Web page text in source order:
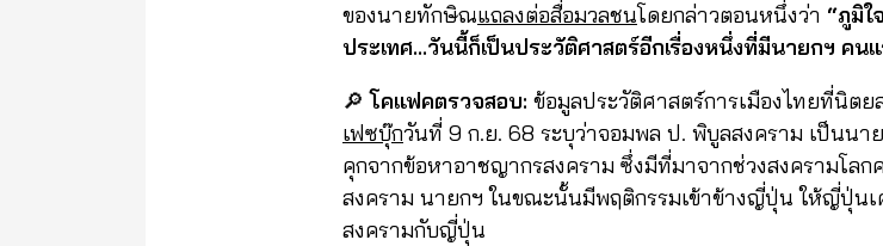
ของนายทักษิณแถลงต่อสื่อมวลชนโดยกล่าวตอนหนึ่งว่า “ภูมิ
ประเทศ…วันนี้ก็เป็นประวัติศาสตร์อีกเรื่องหนึ่งที่มีนายกฯ คน
🔎โคแฟคตรวจสอบ: ข้อมูลประวัติศาสตร์การเมืองไทยที่นิต
เฟซบุ๊กวันที่ 9 ก.ย. 68 ระบุว่าจอมพล ป. พิบูลสงคราม เป็นนา
คุกจากข้อหาอาชญากรสงคราม ซึ่งมีที่มาจากช่วงสงครามโล
สงคราม นายกฯ ในขณะนั้นมีพฤติกรรมเข้าข้างญี่ปุ่น ให้ญี่ปุ่นเ
สงครามกับญี่ปุ่น